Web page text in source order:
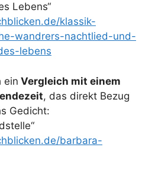
Lebens“
klassik-
wandrers-nachtlied-und-
lebens
ein Vergleich mit einem
, das direkt Bezug
Gedicht:
barbara-